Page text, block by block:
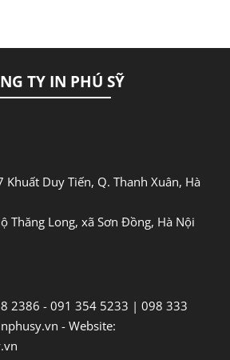
TY IN PHÚ SỸ
Duy Tiến, Q. Thanh Xuân, Hà
Thăng Long, xã Sơn Đồng, Hà Nội
2386 - 091 354 5233 | 098 333
- Website: